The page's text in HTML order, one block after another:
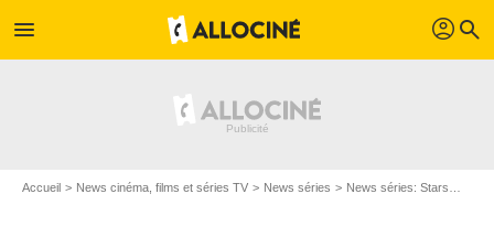
menu profil search
Accueil News cinéma, films et séries TV News séries News séries: Stars